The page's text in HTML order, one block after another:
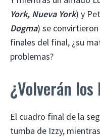
York, Nueva York) y
Dogma) se convirtieron
finales del final, ¿su
problemas?
¿Volverán los
El cuadro final de la
tumba de Izzy,